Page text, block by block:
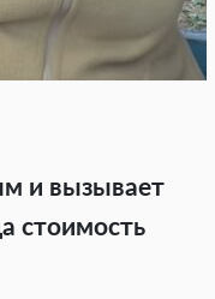
и вызывает
стоимость